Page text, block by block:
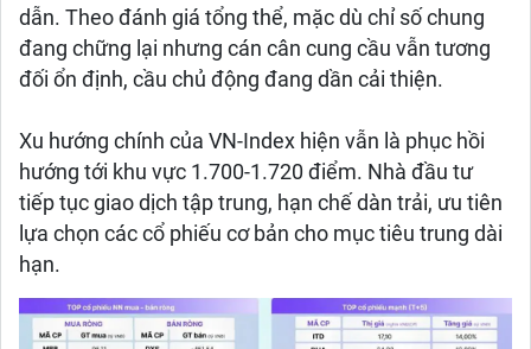
dẫn. Theo đánh giá tổng thể, mặc dù chỉ số chung
đang chững lại nhưng cán cân cung cầu vẫn tương
đối ổn định, cầu chủ động đang dần cải thiện.
Xu hướng chính của VN-Index hiện vẫn là phục hồi
hướng tới khu vực 1.700-1.720 điểm. Nhà đầu tư
tiếp tục giao dịch tập trung, hạn chế dàn trải, ưu tiên
lựa chọn các cổ phiếu cơ bản cho mục tiêu trung dài
hạn.